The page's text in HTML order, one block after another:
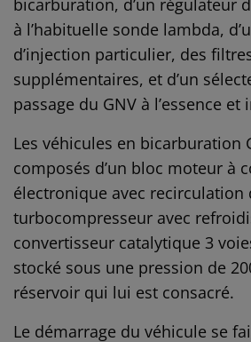
bicarburation, d’un régulateur
à l’habituelle sonde lambda,
d’injection particulier, des
supplémentaires, et d’un
passage du GNV à l’essence et
Les véhicules en bicarburation
composés d’un bloc moteur à
électronique avec recirculation
turbocompresseur avec
convertisseur catalytique 3
stocké sous une pression de
réservoir qui lui est consacré.
Le démarrage du véhicule se